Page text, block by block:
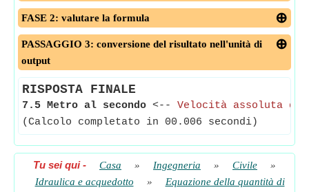
FASE 2: valutare la formula
PASSAGGIO 3: conversione del risultato nell'unità di
output
RISPOSTA FINALE
7.5 Metro al secondo <-- Velocità assoluta
(Calcolo completato in 00.006 secondi)
Tu sei qui- Casa » Ingegneria » Civile
»
Idraulica e acquedotto
»
Equazione della quantità di